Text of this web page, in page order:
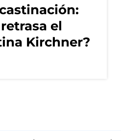
el
Kirchner?